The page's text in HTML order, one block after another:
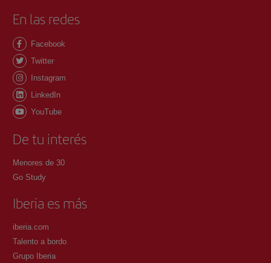
En las redes
Facebook
Twitter
Instagram
LinkedIn
YouTube
De tu interés
Menores de 30
Go Study
Iberia es más
iberia.com
Talento a bordo
Grupo Iberia